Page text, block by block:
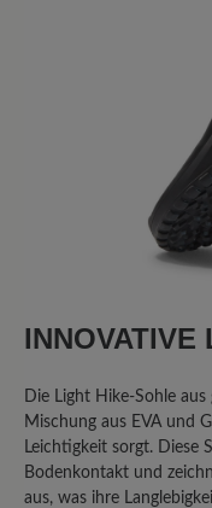
INNOVATIVE
Die Light Hike-Sohle
Mischung aus EVA und
Leichtigkeit sorgt. Diese
Bodenkontakt und
aus, was ihre